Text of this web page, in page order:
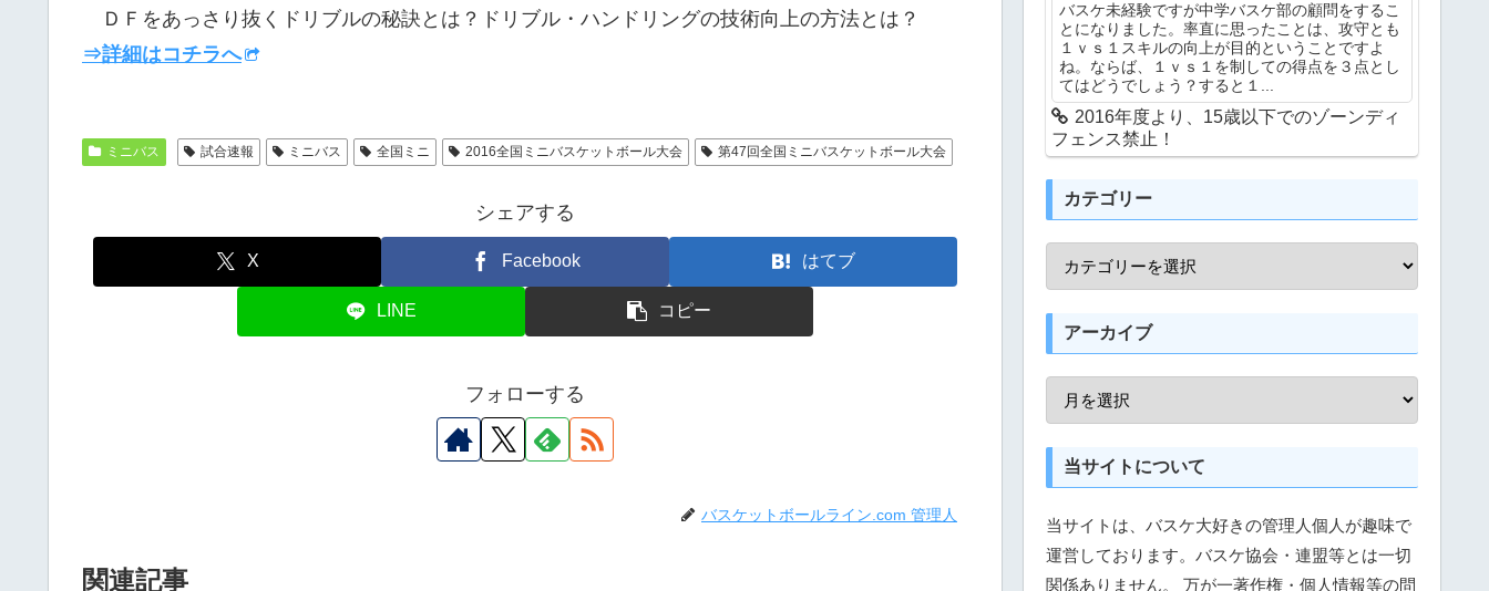
ＤＦをあっさり抜くドリブルの秘訣とは？ドリブル・ハンドリングの技術向上の方法とは？
⇒詳細はコチラへ
ミニバス 試合速報 ミニバス 全国ミニ 2016全国ミニバスケットボール大会 第47回全国ミニバスケットボール大会
シェアする
X Facebook はてブ
LINE コピー
フォローする
バスケットボールライン.com 管理人
関連記事
バスケ未経験ですが中学バスケ部の顧問をするこ
とになりました。率直に思ったことは、攻守とも
１ｖｓ１スキルの向上が目的ということですよ
ね。ならば、１ｖｓ１を制しての得点を３点とし
てはどうでしょう？すると１...
2016年度より、15歳以下でのゾーンディ
フェンス禁止！
カテゴリー
アーカイブ
当サイトについて
当サイトは、バスケ大好きの管理人個人が趣味で
運営しております。バスケ協会・連盟等とは一切
関係ありません。 万が一著作権・個人情報等の問